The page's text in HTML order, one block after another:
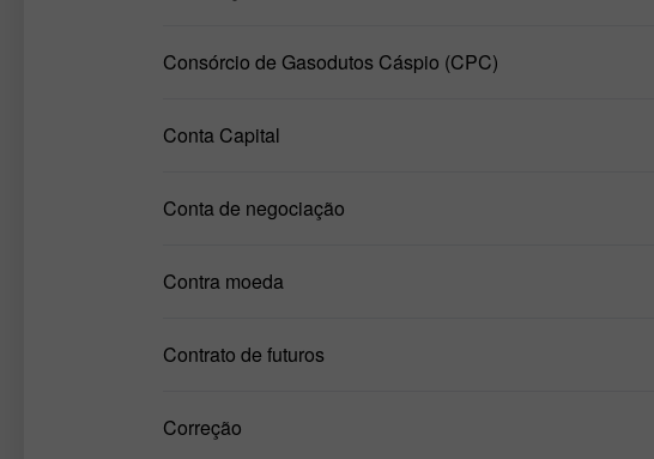
Consórcio de Gasodutos Cáspio (CPC)
Conta Capital
Conta de negociação
Contra moeda
Contrato de futuros
Correção